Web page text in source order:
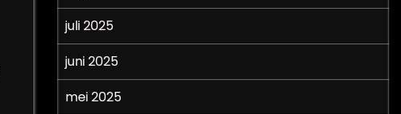
juli 2025
juni 2025
mei 2025